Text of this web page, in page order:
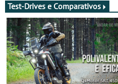
Test-Drives e Comparativos